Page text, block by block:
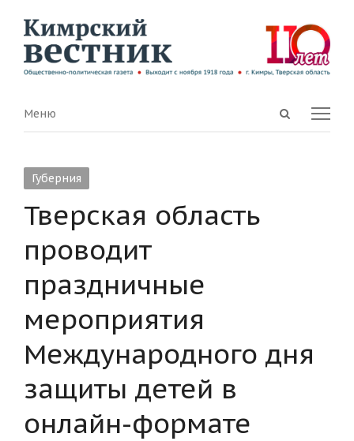
Open
Menu
Меню
Губерния
Тверская область
проводит
праздничные
мероприятия
Международного дня
защиты детей в
онлайн-формате